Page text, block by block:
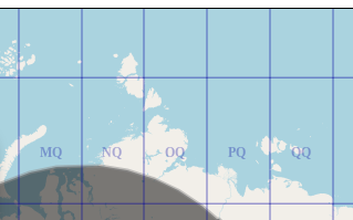
MQ NQ OQ PQ QQ